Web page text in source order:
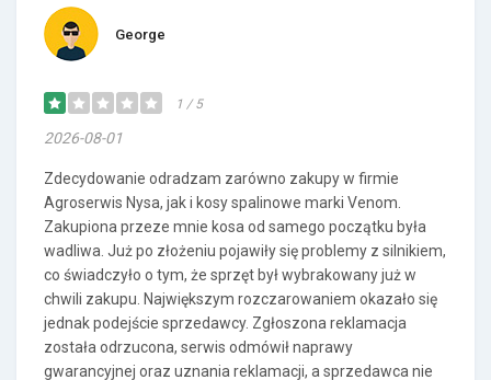
George
1 / 5
2026-08-01
Zdecydowanie odradzam zarówno zakupy w firmie
Agroserwis Nysa, jak i kosy spalinowe marki Venom.
Zakupiona przeze mnie kosa od samego początku była
wadliwa. Już po złożeniu pojawiły się problemy z silnikiem,
co świadczyło o tym, że sprzęt był wybrakowany już w
chwili zakupu. Największym rozczarowaniem okazało się
jednak podejście sprzedawcy. Zgłoszona reklamacja
została odrzucona, serwis odmówił naprawy
gwarancyjnej oraz uznania reklamacji, a sprzedawca nie